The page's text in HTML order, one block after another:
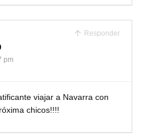
Responder
pm
viajar a Navarra con
chicos!!!!